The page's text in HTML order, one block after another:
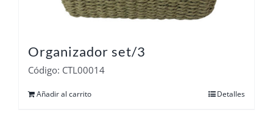
Organizador set/3
Código: CTL00014
Añadir al carrito Detalles